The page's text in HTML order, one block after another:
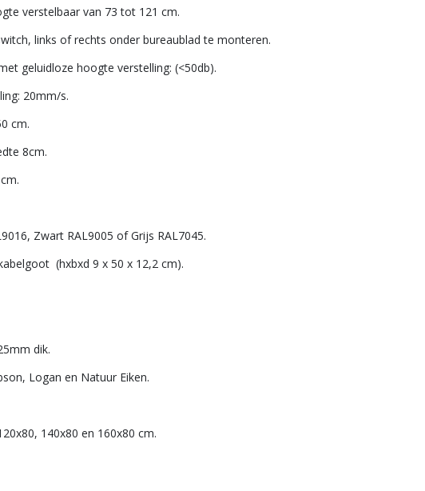
verstelbaar van 73 tot 121 cm.
links of rechts onder bureaublad te monteren.
geluidloze hoogte verstelling: (<50db).
20mm/s.
cm.
8cm.
Zwart RAL9005 of Grijs RAL7045.
(hxbxd 9 x 50 x 12,2 cm).
dik.
Logan en Natuur Eiken.
140x80 en 160x80 cm.